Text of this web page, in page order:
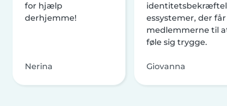
for hjælp
derhjemme!
Nerina
essystemer, der får
medlemmerne til
føle sig trygge.
Giovanna